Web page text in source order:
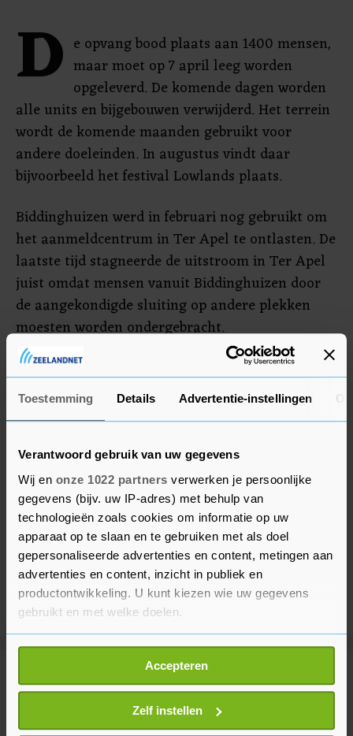
Toestemming Details Advertentie-instellingen
Verantwoord gebruik van uw gegevens
Wij en onze 1022 partners verwerken je persoonlijke
gegevens (bijv. uw IP-adres) met behulp van
technologieën zoals cookies om informatie op uw
apparaat op te slaan en te gebruiken met als doel
gepersonaliseerde advertenties en content, metingen aan
advertenties en content, inzicht in publiek en
productontwikkeling. U kunt kiezen wie uw gegevens
gebruikt en met welke doelen.
Als u het toestaat, willen we ook graag:
Informatie verzamelen over uw geografische
locatie, die tot een paar meter nauwkeurig kan zijn
Uw apparaat identificeren door het actief te
scannen op specifieke eigenschappen (fingerprinting)
Accepteren
Zelf instellen
D e opvang bood plaats aan 1400 mensen,
maar moet op 7 april leeg worden
opgeleverd. De komende dagen worden
alle units en bijgebouwen verwijderd. Het terrein
wordt de komende maanden gebruikt voor
andere doeleinden. In augustus vindt daar
bijvoorbeeld het festival Lowlands plaats.
Biddinghuizen werd in februari nog gebruikt om
het aanmeldcentrum in Ter Apel te ontlasten. De
laatste tijd stagneerde de uitstroom in Ter Apel
juist omdat mensen vanuit Biddinghuizen door
de aangekondigde sluiting op andere plekken
moesten worden ondergebracht.
Meer uit Binnenland
Natuurbrand in Limburgse